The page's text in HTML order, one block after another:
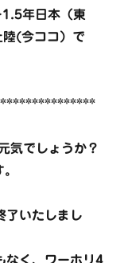
年日本（東
(今ココ）で
気でしょうか？
了いたしまし
なく、ワーホリ4